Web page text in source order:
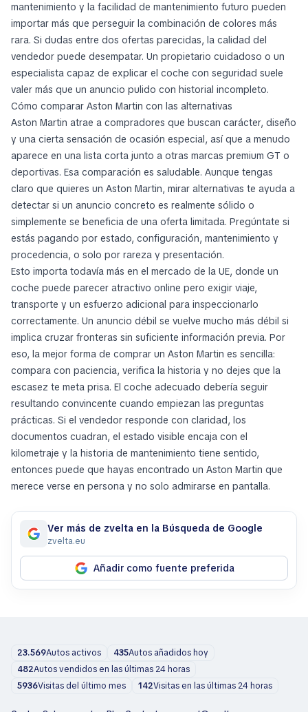
mantenimiento y la facilidad de mantenimiento futuro pueden
importar más que perseguir la combinación de colores más
rara. Si dudas entre dos ofertas parecidas, la calidad del
vendedor puede desempatar. Un propietario cuidadoso o un
especialista capaz de explicar el coche con seguridad suele
valer más que un anuncio pulido con historial incompleto.
Cómo comparar Aston Martin con las alternativas
Aston Martin atrae a compradores que buscan carácter, diseño
y una cierta sensación de ocasión especial, así que a menudo
aparece en una lista corta junto a otras marcas premium GT o
deportivas. Esa comparación es saludable. Aunque tengas
claro que quieres un Aston Martin, mirar alternativas te ayuda a
detectar si un anuncio concreto es realmente sólido o
simplemente se beneficia de una oferta limitada. Pregúntate si
estás pagando por estado, configuración, mantenimiento y
procedencia, o solo por rareza y presentación.
Esto importa todavía más en el mercado de la UE, donde un
coche puede parecer atractivo online pero exigir viaje,
transporte y un esfuerzo adicional para inspeccionarlo
correctamente. Un anuncio débil se vuelve mucho más débil si
implica cruzar fronteras sin suficiente información previa. Por
eso, la mejor forma de comprar un Aston Martin es sencilla:
compara con paciencia, verifica la historia y no dejes que la
escasez te meta prisa. El coche adecuado debería seguir
resultando convincente cuando empiezan las preguntas
prácticas. Si el vendedor responde con claridad, los
documentos cuadran, el estado visible encaja con el
kilometraje y la historia de mantenimiento tiene sentido,
entonces puede que hayas encontrado un Aston Martin que
merece verse en persona y no solo admirarse en pantalla.
Ver más de zvelta en la Búsqueda de Google
zvelta.eu
Añadir como fuente preferida
23.569Autos activos 435Autos añadidos hoy
482Autos vendidos en las últimas 24 horas
5936Visitas del último mes 142Visitas en las últimas 24 horas